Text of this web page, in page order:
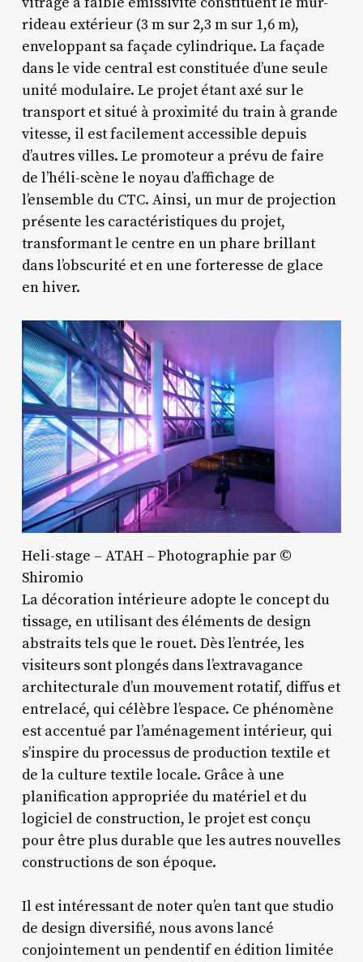
rideau extérieur (3 m sur 2,3 m sur 1,6 m),
enveloppant sa façade cylindrique. La façade
dans le vide central est constituée d’une seule
unité modulaire. Le projet étant axé sur le
transport et situé à proximité du train à grande
vitesse, il est facilement accessible depuis
d’autres villes. Le promoteur a prévu de faire
de l’héli-scène le noyau d’affichage de
l’ensemble du CTC. Ainsi, un mur de projection
présente les caractéristiques du projet,
transformant le centre en un phare brillant
dans l’obscurité et en une forteresse de glace
en hiver.
Heli-stage – ATAH – Photographie par ©
Shiromio
La décoration intérieure adopte le concept du
tissage, en utilisant des éléments de design
abstraits tels que le rouet. Dès l’entrée, les
visiteurs sont plongés dans l’extravagance
architecturale d’un mouvement rotatif, diffus et
entrelacé, qui célèbre l’espace. Ce phénomène
est accentué par l’aménagement intérieur, qui
s’inspire du processus de production textile et
de la culture textile locale. Grâce à une
planification appropriée du matériel et du
logiciel de construction, le projet est conçu
pour être plus durable que les autres nouvelles
constructions de son époque.
Il est intéressant de noter qu’en tant que studio
de design diversifié, nous avons lancé
conjointement un pendentif en édition limitée